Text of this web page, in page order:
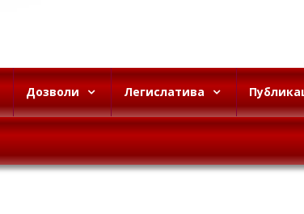
Дозволи Легислатива